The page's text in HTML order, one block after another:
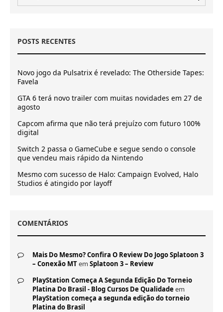
POSTS RECENTES
Novo jogo da Pulsatrix é revelado: The Otherside Tapes:
Favela
GTA 6 terá novo trailer com muitas novidades em 27 de
agosto
Capcom afirma que não terá prejuízo com futuro 100%
digital
Switch 2 passa o GameCube e segue sendo o console
que vendeu mais rápido da Nintendo
Mesmo com sucesso de Halo: Campaign Evolved, Halo
Studios é atingido por layoff
COMENTÁRIOS
Mais Do Mesmo? Confira O Review Do Jogo Splatoon 3
– Conexão MTem Splatoon 3 – Review
PlayStation Começa A Segunda Edição Do Torneio
Platina Do Brasil - Blog Cursos De Qualidade em
PlayStation começa a segunda edição do torneio
Platina do Brasil